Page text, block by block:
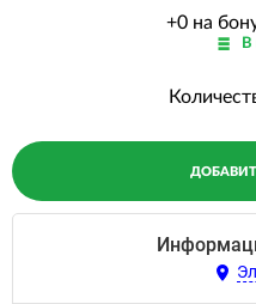
+0 на
В